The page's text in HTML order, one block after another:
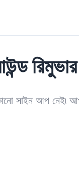
সাইন আপ নেই৷